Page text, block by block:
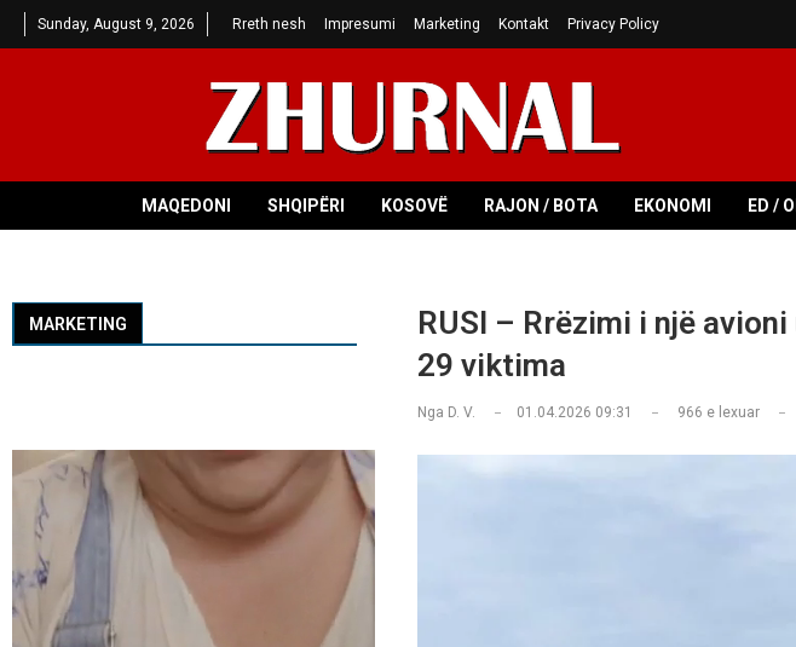
Sunday, August 9, 2026 Rreth nesh Impresumi Marketing Kontakt Privacy Policy
MAQEDONI SHQIPËRI KOSOVË RAJON / BOTA EKONOMI ED /
RUSI – Rrëzimi i një
29 viktima
Nga D. V. 01.04.2026 09:31 966 e lexuar
MARKETING